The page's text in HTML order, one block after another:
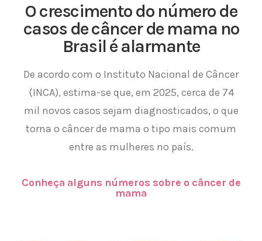
O crescimento do número de
casos de câncer de mama no
Brasil é alarmante
De acordo com o Instituto Nacional de Câncer
(INCA), estima-se que, em 2025, cerca de 74
mil novos casos sejam diagnosticados, o que
torna o câncer de mama o tipo mais comum
entre as mulheres no país.
Conheça alguns números sobre o câncer de
mama